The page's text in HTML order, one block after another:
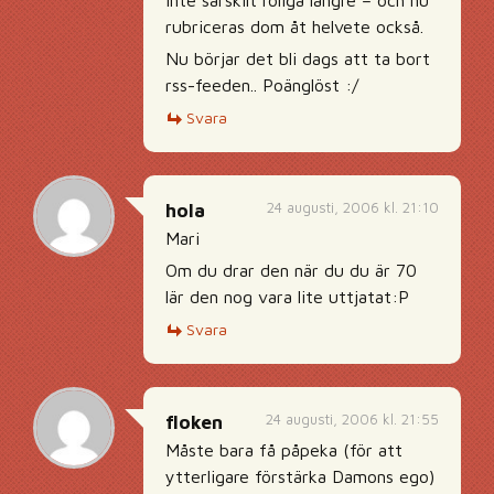
rubriceras dom åt helvete också.
Nu börjar det bli dags att ta bort
rss-feeden.. Poänglöst :/
Svara
24 augusti, 2006 kl. 21:10
hola
Mari
Om du drar den när du du är 70
lär den nog vara lite uttjatat:P
Svara
24 augusti, 2006 kl. 21:55
floken
Måste bara få påpeka (för att
ytterligare förstärka Damons ego)